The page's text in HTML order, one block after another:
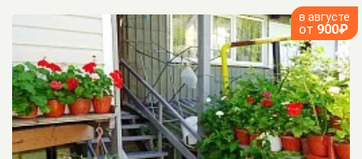
в августе
от 900₽